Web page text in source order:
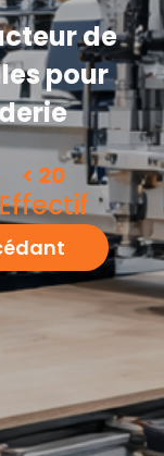
de
pour
< 20